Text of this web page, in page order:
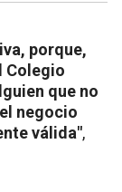
porque,
Colegio
que no
negocio
válida",